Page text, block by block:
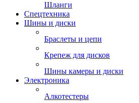
Шланги
Спецтехника
Шины и диски
Браслеты и цепи
Крепеж для дисков
Шины камеры и диски
Электроника
Алкотестеры